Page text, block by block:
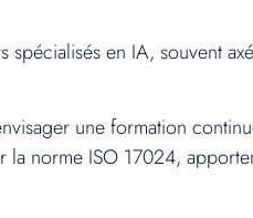
spécialisés en IA, souvent
une formation
norme ISO 17024,